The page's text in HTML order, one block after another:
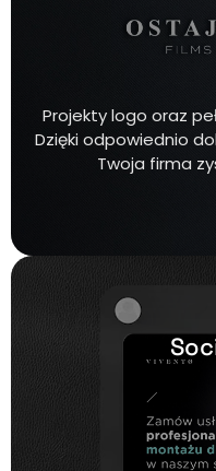
Projekty logo oraz
Dzięki odpowiednio
Twoja firma